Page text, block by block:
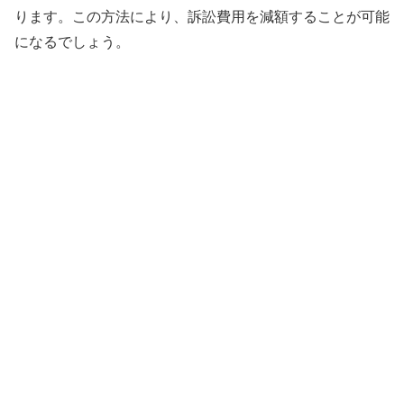
ります。この方法により、訴訟費用を減額することが可能
になるでしょう。